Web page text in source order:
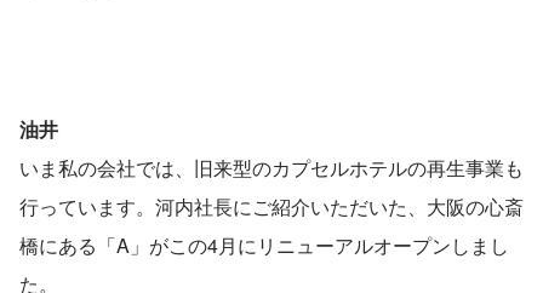
油井
いま私の会社では、旧来型のカプセルホテルの再生事業も
行っています。河内社長にご紹介いただいた、大阪の心斎
橋にある「A」がこの4月にリニューアルオープンしまし
た。